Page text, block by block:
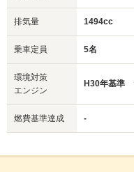
排気量 1494cc
乗車定員 5名
環境対策
エンジン
H30年基
燃費基準達成 -